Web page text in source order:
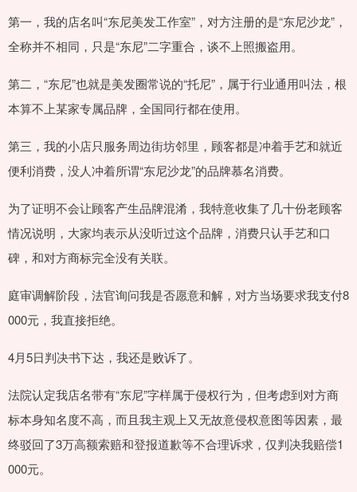
第一，我的店名叫“东尼美发工作室”，对方注册的是“东尼沙龙”，
全称并不相同，只是“东尼”二字重合，谈不上照搬盗用。
第二，“东尼”也就是美发圈常说的“托尼”，属于行业通用叫法，根
本算不上某家专属品牌，全国同行都在使用。
第三，我的小店只服务周边街坊邻里，顾客都是冲着手艺和就近
便利消费，没人冲着所谓“东尼沙龙”的品牌慕名消费。
为了证明不会让顾客产生品牌混淆，我特意收集了几十份老顾客
情况说明，大家均表示从没听过这个品牌，消费只认手艺和口
碑，和对方商标完全没有关联。
庭审调解阶段，法官询问我是否愿意和解，对方当场要求我支付8
000元，我直接拒绝。
4月5日判决书下达，我还是败诉了。
法院认定我店名带有“东尼”字样属于侵权行为，但考虑到对方商
标本身知名度不高，而且我主观上又无故意侵权意图等因素，最
终驳回了3万高额索赔和登报道歉等不合理诉求，仅判决我赔偿1
000元。